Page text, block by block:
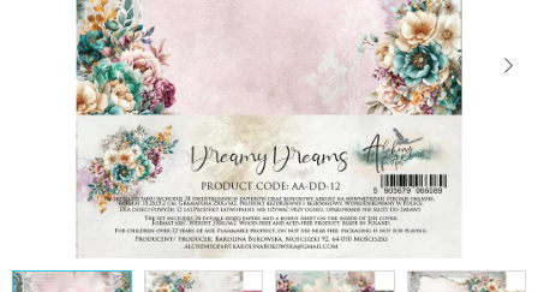
ZNAČKY
Doprava Kontakty Moje objednávka
Oblíbené ♥️
Hodnocení obchodu
Obchodní podmínky
Podmínky ochrany osobních údajů
Ověřování recenzí
Jak nakupovat